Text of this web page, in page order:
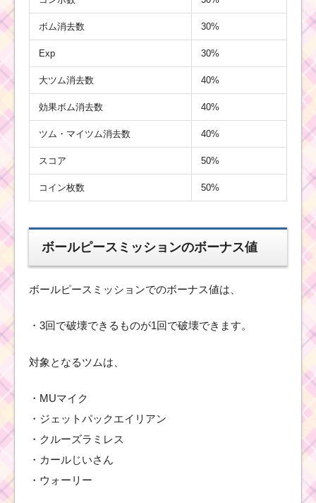
ビンゴ15枚目 黒色のツ
ムで550万点を稼いだ
ツムと攻略した方法
中央消去スキルで8回フ
ィーバーするミッショ
ツムツム11月プーさん
のハチミツあつめ1枚目
ツムツムの耳が
イでスキルを6回
使うミッション
ボム消去数 30%
Exp 30%
大ツム消去数 40%
効果ボム消去数 40%
ツム・マイツム消去数 40%
スコア 50%
コイン枚数 50%
ボールピースミッションのボーナス値
ボールピースミッションでのボーナス値は、
・3回で破壊できるものが1回で破壊できます。
対象となるツムは、
・MUマイク
・ジェットパックエイリアン
・クルーズラミレス
・カールじいさん
・ウォーリー